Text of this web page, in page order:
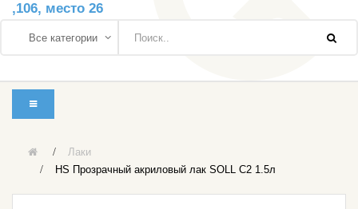
,106, место 26
Лаки
HS Прозрачный акриловый лак SOLL C2 1.5л